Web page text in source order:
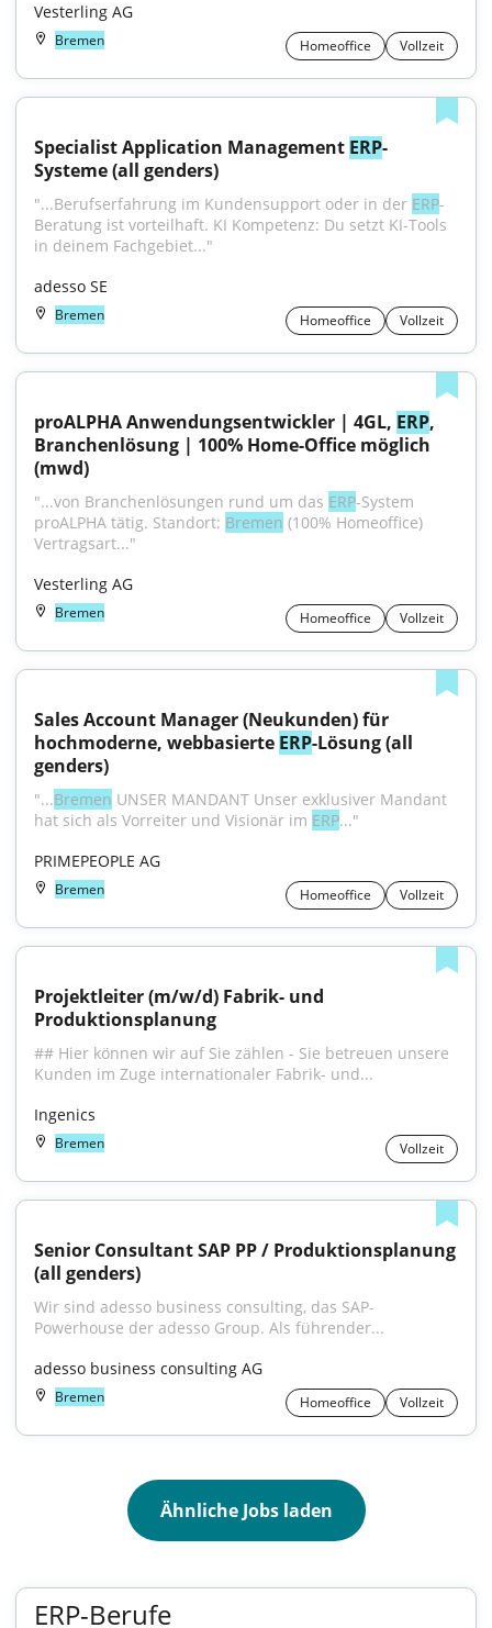
Vesterling AG
Bremen Homeoffice Vollzeit
Specialist Application Management ERP-
Systeme (all genders)
"...Berufserfahrung im Kundensupport oder in der ERP-
Beratung ist vorteilhaft. KI Kompetenz: Du setzt KI-Tools
in deinem Fachgebiet..."
adesso SE
Bremen Homeoffice Vollzeit
proALPHA Anwendungsentwickler | 4GL, ERP,
Branchenlösung | 100% Home-Office möglich
(mwd)
"...von Branchenlösungen rund um das ERP-System
proALPHA tätig. Standort: Bremen (100% Homeoffice)
Vertragsart..."
Vesterling AG
Bremen Homeoffice Vollzeit
Sales Account Manager (Neukunden) für
hochmoderne, webbasierte ERP-Lösung (all
genders)
"...Bremen UNSER MANDANT Unser exklusiver Mandant
hat sich als Vorreiter und Visionär im ERP..."
PRIMEPEOPLE AG
Bremen Homeoffice Vollzeit
Projektleiter (m/w/d) Fabrik- und
Produktionsplanung
## Hier können wir auf Sie zählen - Sie betreuen unsere
Kunden im Zuge internationaler Fabrik- und...
Ingenics
Bremen Vollzeit
Senior Consultant SAP PP / Produktionsplanung
(all genders)
Wir sind adesso business consulting, das SAP-
Powerhouse der adesso Group. Als führender...
adesso business consulting AG
Bremen Homeoffice Vollzeit
Ähnliche Jobs laden
ERP-Berufe